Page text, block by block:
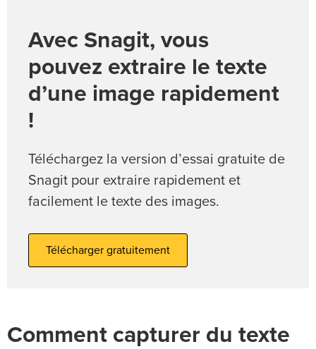
Avec Snagit, vous
pouvez extraire le texte
d’une image rapidement
!
Téléchargez la version d’essai gratuite de
Snagit pour extraire rapidement et
facilement le texte des images.
Télécharger gratuitement
Comment capturer du texte